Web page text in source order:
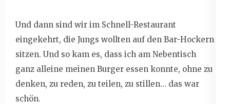
Und dann sind wir im Schnell-Restaurant
eingekehrt, die Jungs wollten auf den Bar-Hockern
sitzen. Und so kam es, dass ich am Nebentisch
ganz alleine meinen Burger essen konnte, ohne zu
denken, zu reden, zu teilen, zu stillen… das war
schön.